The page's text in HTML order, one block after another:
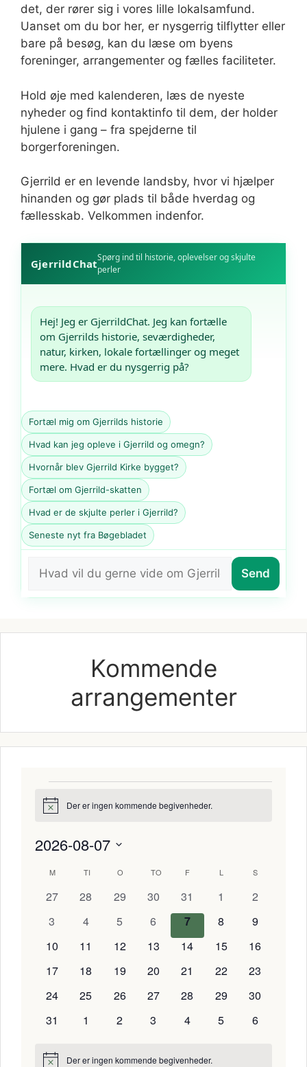
det, der rører sig i vores lille lokalsamfund.
Uanset om du bor her, er nysgerrig tilflytter eller
bare på besøg, kan du læse om byens
foreninger, arrangementer og fælles faciliteter.
Hold øje med kalenderen, læs de nyeste
nyheder og find kontaktinfo til dem, der holder
hjulene i gang – fra spejderne til
borgerforeningen.
Gjerrild er en levende landsby, hvor vi hjælper
hinanden og gør plads til både hverdag og
fællesskab. Velkommen indenfor.
GjerrildChatSpørg ind til historie, oplevelser og skjulte
perler
Hej! Jeg er GjerrildChat. Jeg kan fortælle
om Gjerrilds historie, seværdigheder,
natur, kirken, lokale fortællinger og meget
mere. Hvad er du nysgerrig på?
Fortæl mig om Gjerrilds historie
Hvad kan jeg opleve i Gjerrild og omegn?
Hvornår blev Gjerrild Kirke bygget?
Fortæl om Gjerrild-skatten
Hvad er de skjulte perler i Gjerrild?
Seneste nyt fra Bøgebladet
Send
Kommende
arrangementer